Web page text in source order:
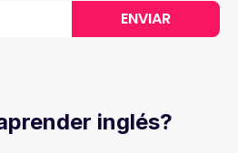
ENVIAR
inglés?